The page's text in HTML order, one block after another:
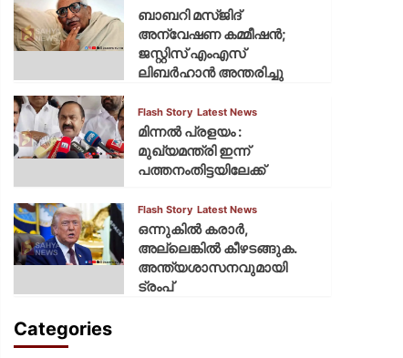
ബാബറി മസ്ജിദ്
അന്വേഷണ കമ്മീഷന്‍;
ജസ്റ്റിസ് എംഎസ്
ലിബര്‍ഹാന്‍ അന്തരിച്ചു
Flash Story Latest News
മിന്നല്‍ പ്രളയം :
മുഖ്യമന്ത്രി ഇന്ന്
പത്തനംതിട്ടയിലേക്ക്
Flash Story Latest News
ഒന്നുകില്‍ കരാര്‍,
അല്ലെങ്കില്‍ കീഴടങ്ങുക.
അന്ത്യശാസനവുമായി
ട്രംപ്
Categories